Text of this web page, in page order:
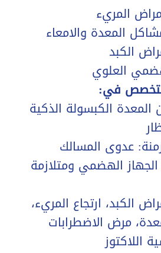
المريء
المعدة والامعاء
الكبد
العلوي
في:
المعدة الكبسولة الذكية
عدوى المسالك
الجهاز الهضمي ومتلازمة
الكبد، ارتجاع المريء،
مرض الاضطرابات
اللاكتوز